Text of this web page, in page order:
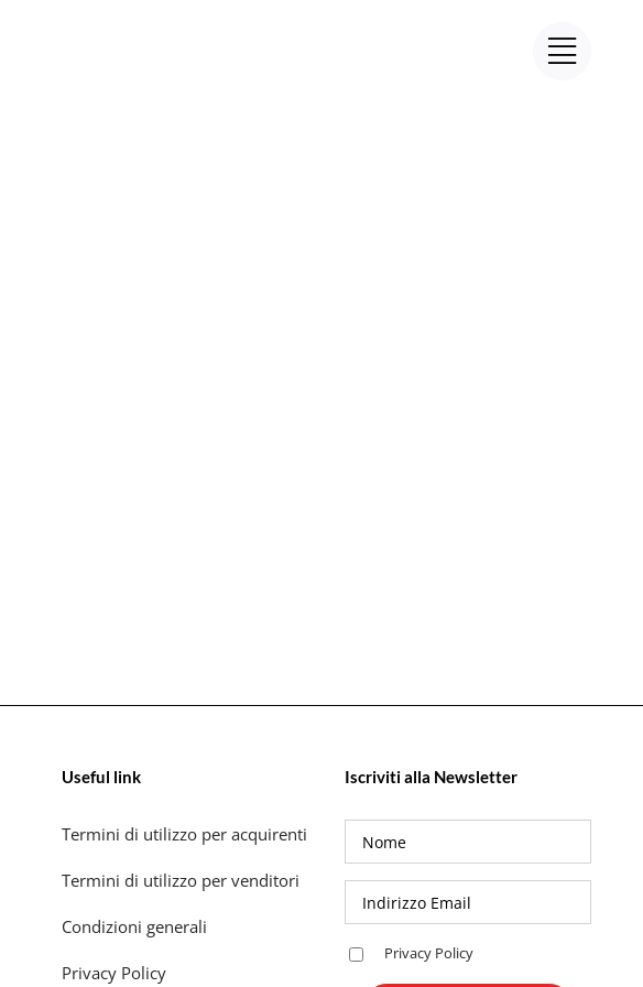
Useful link
Termini di utilizzo per acquirenti
Termini di utilizzo per venditori
Condizioni generali
Privacy Policy
Iscriviti alla Newsletter
Privacy Policy